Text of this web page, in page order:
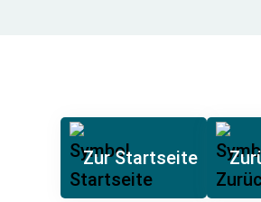
Zur Startseite